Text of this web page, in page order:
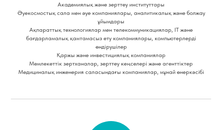
Академиялық және зерттеу институттары
Әуекосмостық сала мен әуе компаниялары, аналитикалық және болжау
ұйымдары
Ақпараттық технологиялар мен телекоммуникациялар, IT және
бағдарламалық қамтамасыз ету компаниялары, компьютерлерді
өндірушілер
Қаржы және инвестициялық компаниялар
Мемлекеттік зертханалар, зерттеу кеңселері және агенттіктер
Медициналық инженерия саласындағы компаниялар, мұнай өнеркәсібі